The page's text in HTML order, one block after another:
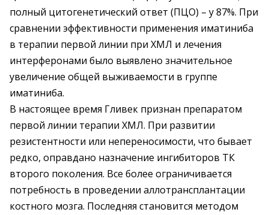
полный цитогенетический ответ (ПЦО) – у 87%. При
сравнении эффективности применения иматиниба
в терапии первой линии при ХМЛ и лечения
интерферонами было выявлено значительное
увеличение общей выживаемости в группе
иматиниба.
В настоящее время Гливек признан препаратом
первой линии терапии ХМЛ. При развитии
резистентности или непереносимости, что бывает
редко, оправдано назначение ингибиторов ТК
второго поколения. Все более ограничивается
потребность в проведении аллотрансплантации
костного мозга. Последняя становится методом